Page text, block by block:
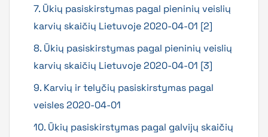
7. Ūkių pasiskirstymas pagal pieninių veislių
karvių skaičių Lietuvoje 2020-04-01 [2]
8. Ūkių pasiskirstymas pagal pieninių veislių
karvių skaičių Lietuvoje 2020-04-01 [3]
9. Karvių ir telyčių pasiskirstymas pagal
veisles 2020-04-01
10. Ūkių pasiskirstymas pagal galvijų skaičių